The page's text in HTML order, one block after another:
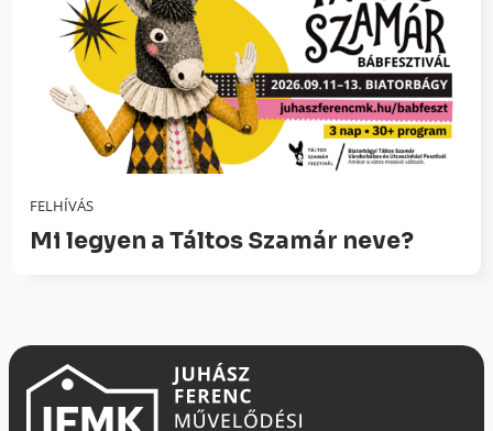
FELHÍVÁS
Mi legyen a Táltos Szamár neve?